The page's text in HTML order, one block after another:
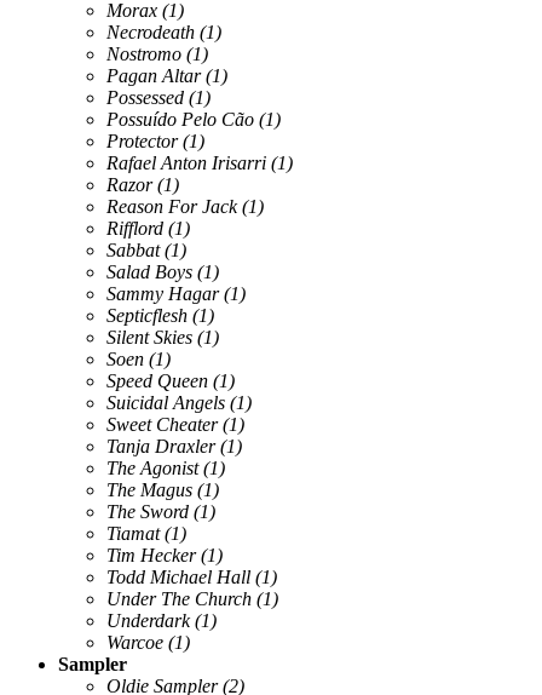
Morax (1)
Necrodeath (1)
Nostromo (1)
Pagan Altar (1)
Possessed (1)
Possuído Pelo Cão (1)
Protector (1)
Rafael Anton Irisarri (1)
Razor (1)
Reason For Jack (1)
Rifflord (1)
Sabbat (1)
Salad Boys (1)
Sammy Hagar (1)
Septicflesh (1)
Silent Skies (1)
Soen (1)
Speed Queen (1)
Suicidal Angels (1)
Sweet Cheater (1)
Tanja Draxler (1)
The Agonist (1)
The Magus (1)
The Sword (1)
Tiamat (1)
Tim Hecker (1)
Todd Michael Hall (1)
Under The Church (1)
Underdark (1)
Warcoe (1)
Sampler
Oldie Sampler (2)